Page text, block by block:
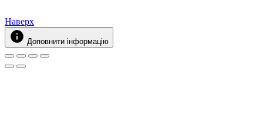
Наверх
Доповнити інформацію